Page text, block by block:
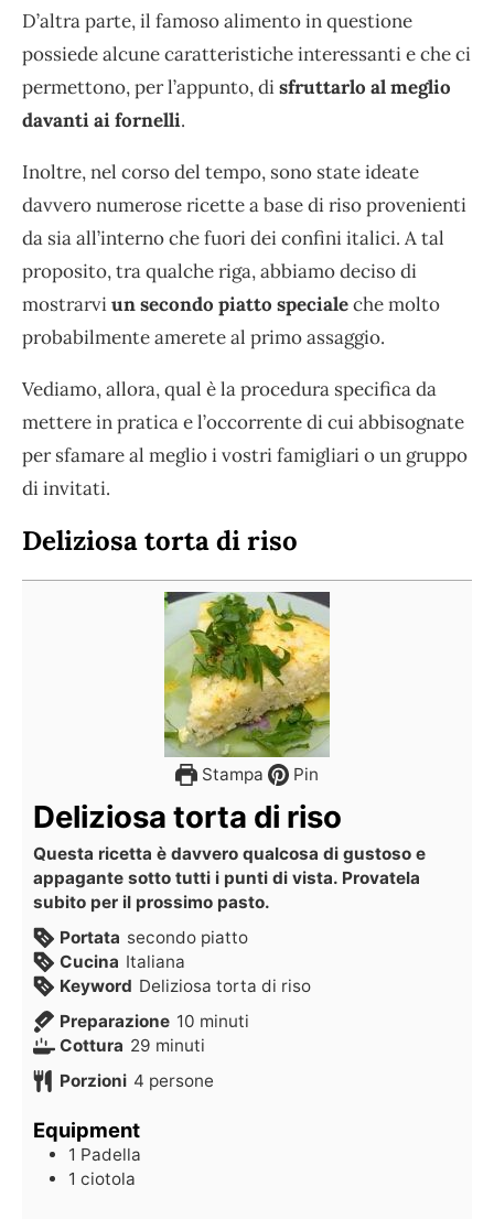
D’altra parte, il famoso alimento in questione
possiede alcune caratteristiche interessanti e che ci
permettono, per l’appunto, disfruttarlo al meglio
davanti ai fornelli.
Inoltre, nel corso del tempo, sono state ideate
davvero numerose ricette a base di riso provenienti
da sia all’interno che fuori dei confini italici. A tal
proposito, tra qualche riga, abbiamo deciso di
mostrarviun secondo piatto specialeche molto
probabilmente amerete al primo assaggio.
Vediamo, allora, qual è la procedura specifica da
mettere in pratica e l’occorrente di cui abbisognate
per sfamare al meglio i vostri famigliari o un gruppo
di invitati.
Deliziosa torta di riso
Stampa Pin
Deliziosa torta di riso
Questa ricetta è davvero qualcosa di gustoso e
appagante sotto tutti i punti di vista. Provatela
subito per il prossimo pasto.
Portata secondo piatto
Cucina Italiana
Keyword Deliziosa torta di riso
Preparazione 10 minuti
Cottura 29 minuti
Porzioni 4 persone
Equipment
1 Padella
1 ciotola